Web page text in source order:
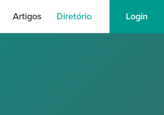
Artigos Diretório Login